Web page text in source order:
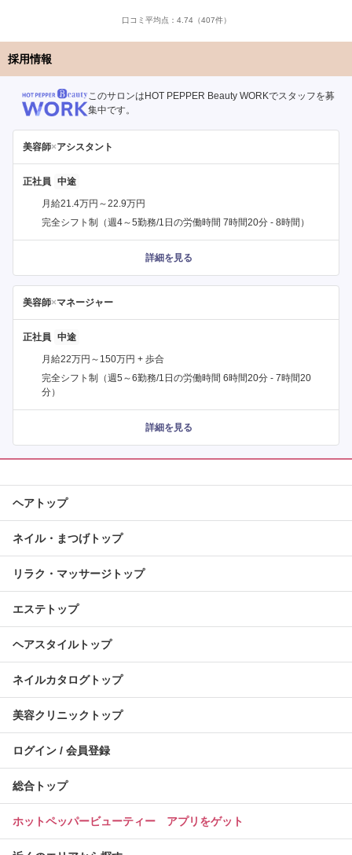
口コミ平均点： 4.74（407件）
採用情報
このサロンはHOT PEPPER Beauty WORKでスタッフを募
集中です。
美容師×アシスタント
正社員
月給21.4万円～22.9万円
完全シフト制（週4～5勤務/1日の労働時間 7時間20分 - 8時間）
詳細を見る
美容師×マネージャー
正社員
月給22万円～150万円 + 歩合
完全シフト制（週5～6勤務/1日の労働時間 6時間20分 - 7時間20
分）
詳細を見る
ヘアトップ
ネイル・まつげトップ
リラク・マッサージトップ
エステトップ
ヘアスタイルトップ
ネイルカタログトップ
美容クリニックトップ
ログイン / 会員登録
総合トップ
ホットペッパービューティー アプリをゲット